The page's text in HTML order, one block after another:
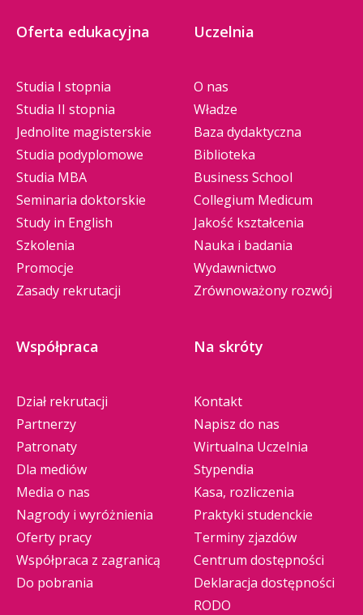
Oferta edukacyjna
Studia I stopnia
Studia II stopnia
Jednolite magisterskie
Studia podyplomowe
Studia MBA
Seminaria doktorskie
Study in English
Szkolenia
Promocje
Zasady rekrutacji
Uczelnia
O nas
Władze
Baza dydaktyczna
Biblioteka
Business School
Collegium Medicum
Jakość kształcenia
Nauka i badania
Wydawnictwo
Zrównoważony rozwój
Współpraca
Dział rekrutacji
Partnerzy
Patronaty
Dla mediów
Media o nas
Nagrody i wyróżnienia
Oferty pracy
Współpraca z zagranicą
Do pobrania
Na skróty
Kontakt
Napisz do nas
Wirtualna Uczelnia
Stypendia
Kasa, rozliczenia
Praktyki studenckie
Terminy zjazdów
Centrum dostępności
Deklaracja dostępności
RODO